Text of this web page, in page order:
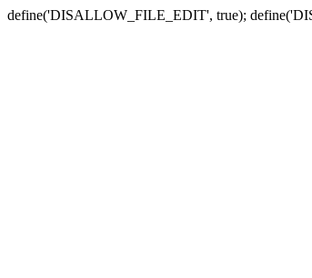
define('DISALLOW_FILE_EDIT', true);